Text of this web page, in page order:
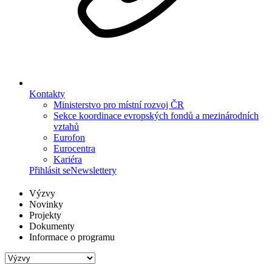
Kontakty
Ministerstvo pro místní rozvoj ČR
Sekce koordinace evropských fondů a mezinárodních
vztahů
Eurofon
Eurocentra
Kariéra
Přihlásit seNewslettery
Výzvy
Novinky
Projekty
Dokumenty
Informace o programu